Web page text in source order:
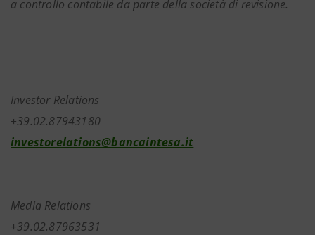
a controllo contabile da parte della società di revisione.
Investor Relations
+39.02.87943180
investorelations@bancaintesa.it
Media Relations
+39.02.87963531